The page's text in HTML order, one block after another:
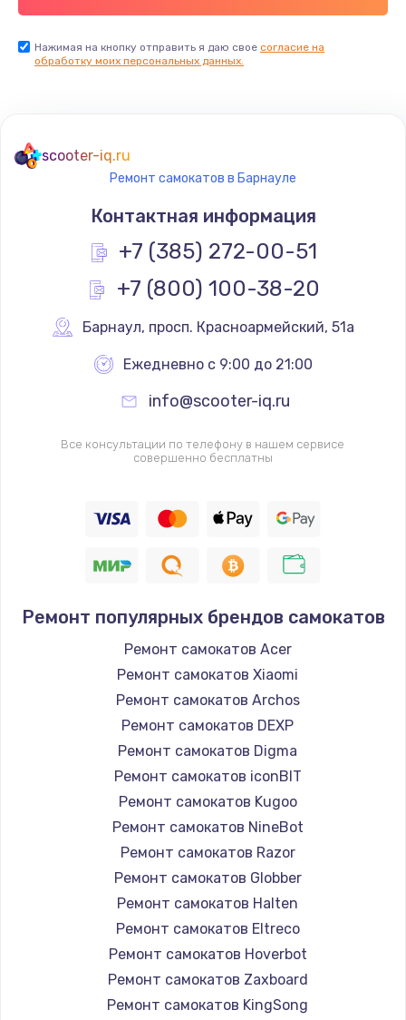
Нажимая на кнопку отправить я даю свое согласие на
обработку моих персональных данных.
scooter-iq.ru
Ремонт самокатов в Барнауле
Контактная информация
+7 (385) 272-00-51
+7 (800) 100-38-20
Барнаул, просп. Красноармейский, 51а
Ежедневно с 9:00 до 21:00
info@scooter-iq.ru
Все консультации по телефону в нашем сервисе
совершенно бесплатны
Ремонт популярных брендов самокатов
Ремонт самокатов Acer
Ремонт самокатов Xiaomi
Ремонт самокатов Archos
Ремонт самокатов DEXP
Ремонт самокатов Digma
Ремонт самокатов iconBIT
Ремонт самокатов Kugoo
Ремонт самокатов NineBot
Ремонт самокатов Razor
Ремонт самокатов Globber
Ремонт самокатов Halten
Ремонт самокатов Eltreco
Ремонт самокатов Hoverbot
Ремонт самокатов Zaxboard
Ремонт самокатов KingSong